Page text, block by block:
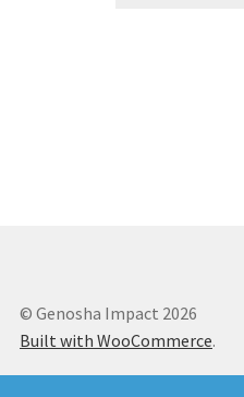
© Genosha Impact 2026
Built with WooCommerce.